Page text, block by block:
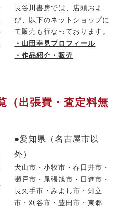
長谷川書房では、店頭およ
び、以下のネットショップに
て販売も行なっております。
・山田幸見プロフィール
・作品紹介・販売
（出張費・査定料無
●愛知県（名古屋市以
外）
犬山市・小牧市・春日井市・
瀬戸市・尾張旭市・日進市・
長久手市・みよし市・知立
市・刈谷市・豊田市・東郷